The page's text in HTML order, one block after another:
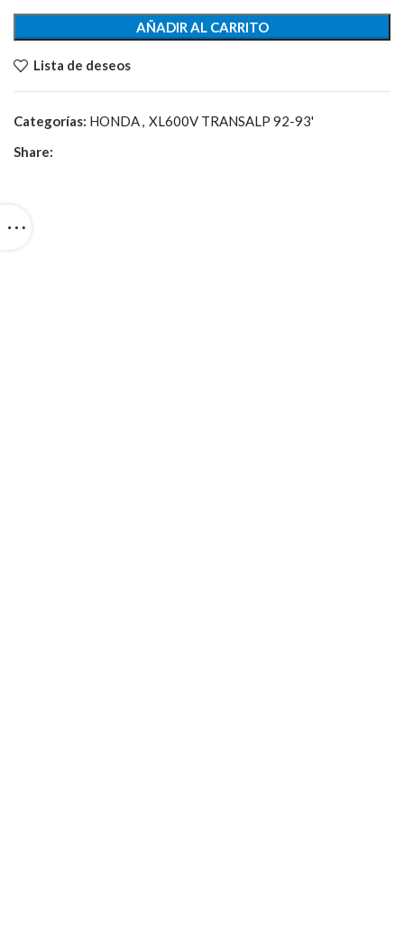
AÑADIR AL CARRITO
Lista de deseos
Categorías: HONDA, XL600V TRANSALP 92-93'
Share: